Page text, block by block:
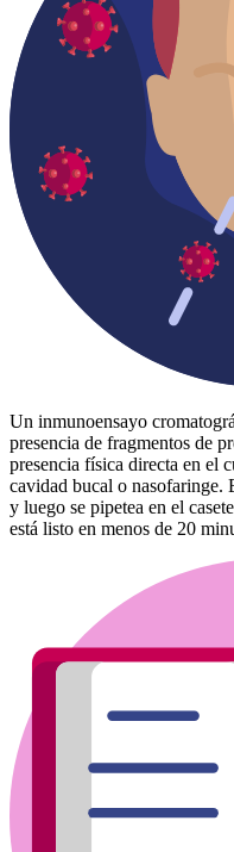
Un inmunoensayo
presencia de fragmentos de
presencia física directa en el
cavidad bucal o nasofaringe.
y luego se pipetea en el
está listo en menos de 20